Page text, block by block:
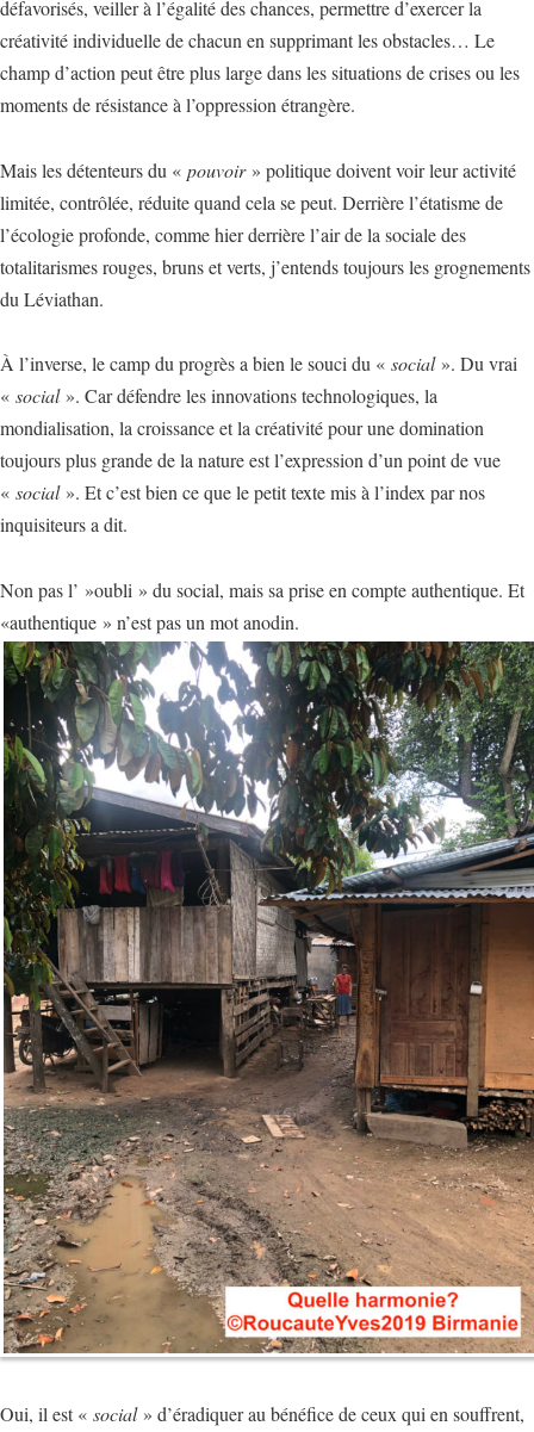
défavorisés, veiller à l’égalité des chances, permettre d’exercer la
créativité individuelle de chacun en supprimant les obstacles… Le
champ d’action peut être plus large dans les situations de crises ou les
moments de résistance à l’oppression étrangère.
Mais les détenteurs du « pouvoir» politique doivent voir leur activité
limitée, contrôlée, réduite quand cela se peut. Derrière l’étatisme de
l’écologie profonde, comme hier derrière l’air de la sociale des
totalitarismes rouges, bruns et verts, j’entends toujours les grognements
du Léviathan.
À l’inverse, le camp du progrès a bien le souci du « social». Du vrai
« social». Car défendre les innovations technologiques, la
mondialisation, la croissance et la créativité pour une domination
toujours plus grande de la nature est l’expression d’un point de vue
« social». Et c’est bien ce que le petit texte mis à l’index par nos
inquisiteurs a dit.
Non pas l’ »oubli » du social, mais sa prise en compte authentique. Et
«authentique » n’est pas un mot anodin.
Oui, il est « social» d’éradiquer au bénéfice de ceux qui en souffrent,